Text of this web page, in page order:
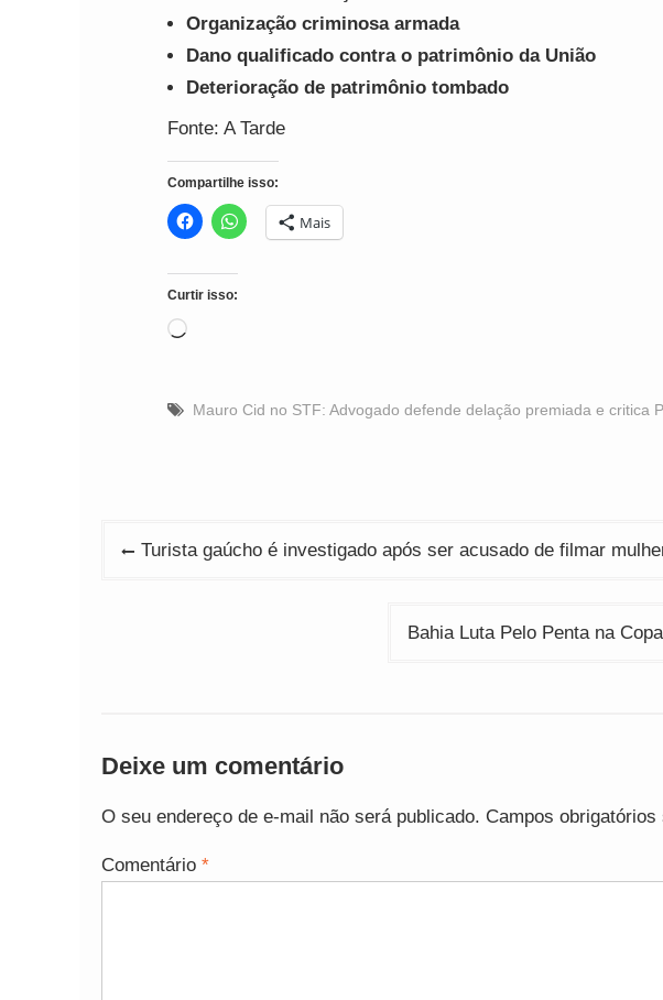
Organização criminosa armada
Dano qualificado contra o patrimônio da União
Deterioração de patrimônio tombado
Fonte: A Tarde
Compartilhe isso:
Mais
Curtir isso:
Carregando...
Mauro Cid no STF: Advogado defende delação premiada e critica
Navegação
Turista gaúcho é investigado após ser acusado de filmar
Bahia Luta Pelo Penta na
Deixe um comentário
O seu endereço de e-mail não será publicado. Campos
Comentário *